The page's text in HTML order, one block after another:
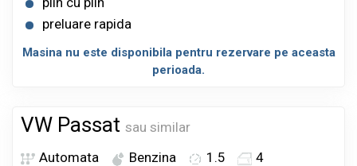
preluare rapida
Masina nu este disponibila pentru rezervare pe aceasta
perioada.
VW Passat sau similar
Automata
Benzina 1.5 4